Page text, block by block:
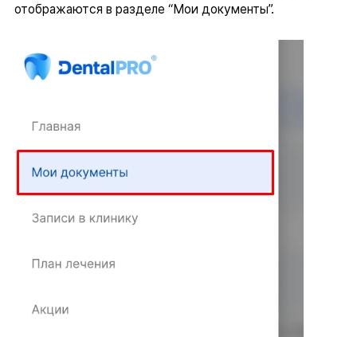
отображаются в разделе “Мои документы”.